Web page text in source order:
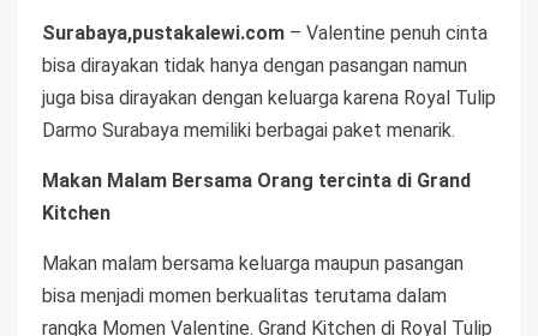
Surabaya,pustakalewi.com – Valentine penuh cinta
bisa dirayakan tidak hanya dengan pasangan namun
juga bisa dirayakan dengan keluarga karena Royal Tulip
Darmo Surabaya memiliki berbagai paket menarik.
Makan Malam Bersama Orang tercinta di Grand
Kitchen
Makan malam bersama keluarga maupun pasangan
bisa menjadi momen berkualitas terutama dalam
rangka Momen Valentine. Grand Kitchen di Royal Tulip